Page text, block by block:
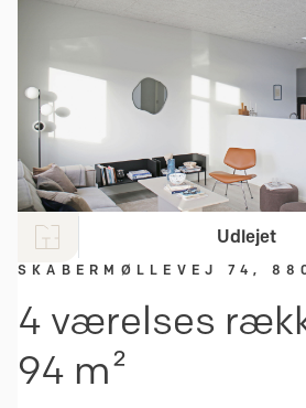
Udlejet
SKABERMØLLEVEJ 74,
4 værelses
94 m²